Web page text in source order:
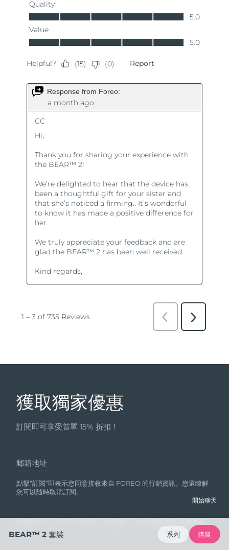
獲取獨家優惠
訂閱即可享受首單 15% 折扣！
郵箱地址
點擊“訂閱”即表示您同意接收來自 FOREO 的行銷資訊。您還瞭解
您可以隨時取消訂閱。
款。
開始聊天
BEAR™ 2 套裝 系列 購買